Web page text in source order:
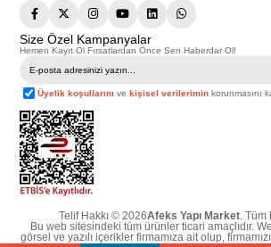
Size Özel Kampanyalar
Hemen Kayıt Ol Fırsatlardan Önce Sen Haberdar Ol!
Üyelik koşullarını vekişisel verilerimin korunmasını
Telif Hakkı © 2026Afeks Yapı Market. Tüm
Bu web sitesindeki tüm ürünler ticari amaçlıdır.
görsel ve yazılı içerikler firmamıza ait olup,